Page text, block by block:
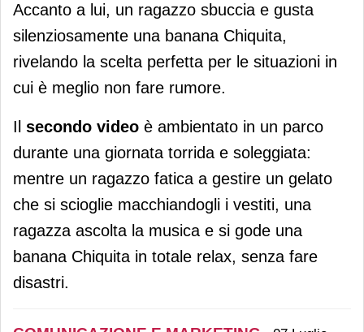
Accanto a lui, un ragazzo sbuccia e gusta
silenziosamente una banana Chiquita,
rivelando la scelta perfetta per le situazioni in
cui è meglio non fare rumore.
Il secondo video è ambientato in un parco
durante una giornata torrida e soleggiata:
mentre un ragazzo fatica a gestire un gelato
che si scioglie macchiandogli i vestiti, una
ragazza ascolta la musica e si gode una
banana Chiquita in totale relax, senza fare
disastri.